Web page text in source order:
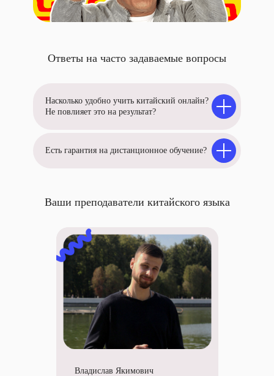
Ответы на часто задаваемые вопросы
Насколько удобно учить китайский онлайн?
Не повлияет это на результат?
Есть гарантия на дистанционное обучение?
Ваши преподаватели китайского языка
Владислав Якимович